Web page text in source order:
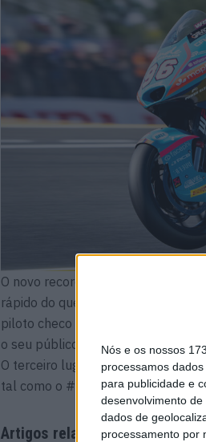
Nós e os nossos
processamos
para publicidade e
desenvolvimento de
dados de
processamento por
O novo recorde de regresso de
rápido do que o segundo
piloto checo a garantir a sua
o seu público.
O terceiro lugar na grelha foi para
tal como o #80, o #96 saiu ileso
Artigos relacionados